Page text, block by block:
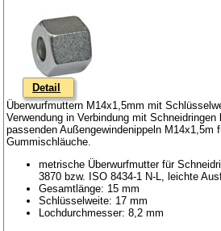
Detail
Überwurfmuttern M14x1,5mm mit
Verwendung in Verbindung mit
passenden Außengewindenippeln M14x1,5m
Gummischläuche.
metrische Überwurfmutter für
3870 bzw. ISO 8434-1 N-L, leichte
Gesamtlänge: 15 mm
Schlüsselweite: 17 mm
Lochdurchmesser: 8,2 mm